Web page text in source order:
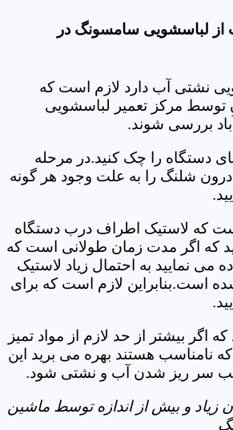
از لباسشویی سامسونگ در
نشتی آب دارد لازم است که
توسط مرکز تعمیر لباسشویی
بررسی شوند.
های دستگاه را چک کنید.در مرحله
شلنگ را به علت وجود هر گونه
که لاستیک اطراف درب دستگاه
که اگر مدت زمان طولانی است که
می نمایید به احتمال زیاد لاستیک
است.بنابراین لازم است که برای
اگر بیشتر از حد لازم از مواد تمیز
که نامناسب هستند بهره می برید این
سبب سر ریز شدن آب و نشتی شود.
زیاد و بیش از اندازه توسط ماشین